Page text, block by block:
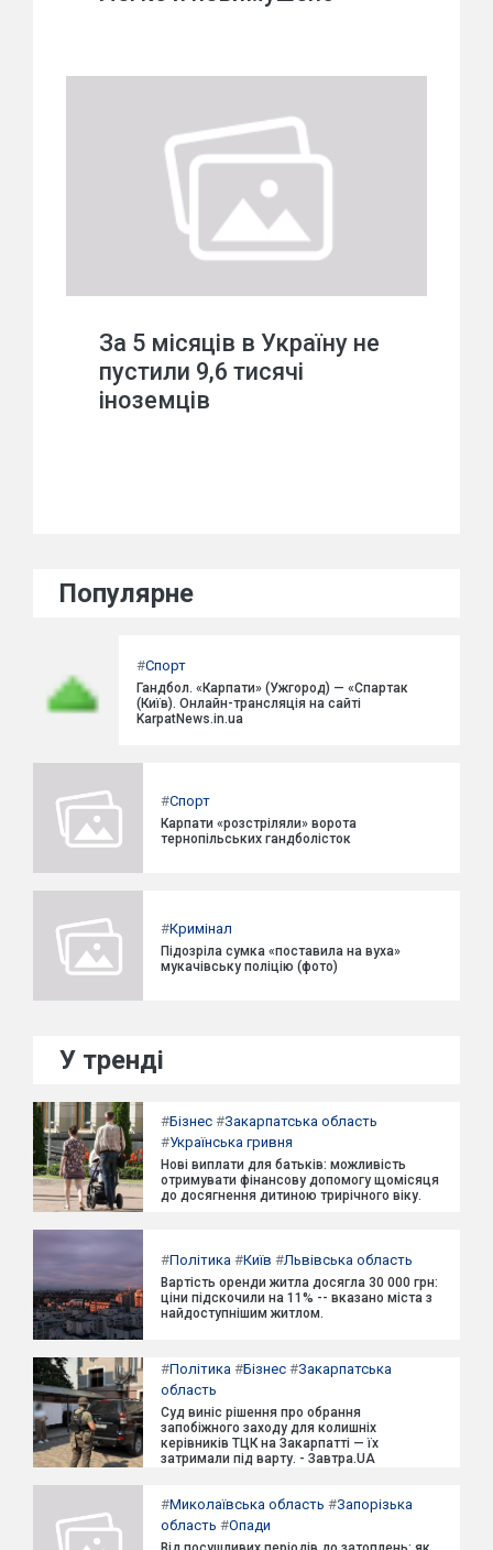
За 5 місяців в Україну не
пустили 9,6 тисячі
іноземців
Популярне
#Спорт
Гандбол. «Карпати» (Ужгород) — «Спартак
(Київ). Онлайн-трансляція на сайті
KarpatNews.in.ua
#Спорт
Карпати «розстріляли» ворота
тернопільських гандболісток
#Кримінал
Підозріла сумка «поставила на вуха»
мукачівську поліцію (фото)
У тренді
#Бізнес #Закарпатська область
#Українська гривня
Нові виплати для батьків: можливість
отримувати фінансову допомогу щомісяця
до досягнення дитиною трирічного віку.
#Політика #Київ #Львівська область
Вартість оренди житла досягла 30 000 грн:
ціни підскочили на 11% -- вказано міста з
найдоступнішим житлом.
#Політика #Бізнес #Закарпатська
область
Суд виніс рішення про обрання
запобіжного заходу для колишніх
керівників ТЦК на Закарпатті — їх
затримали під варту. - Завтра.UA
#Миколаївська область #Запорізька
область #Опади